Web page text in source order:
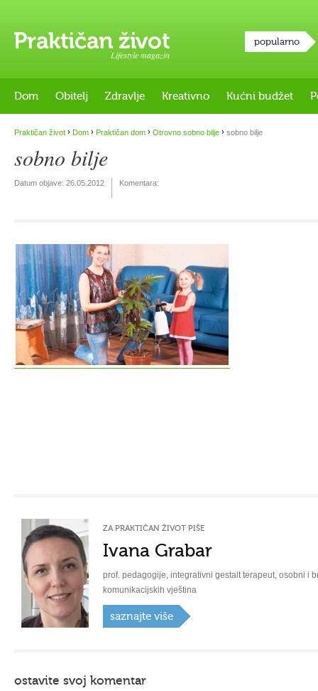
Lifestyle magazin
popularno
Dom Obitelj Zdravlje Kreativno Kućni budžet
Praktičan život › Dom › Praktičan dom › Otrovno sobno bilje › sobno bilje
sobno bilje
Datum objave: 26.05.2012 Komentara:
ZA PRAKTIČAN ŽIVOT PIŠE
Ivana Grabar
prof. pedagogije, integrativni gestalt terapeut, osobni i
komunikacijskih vještina
saznajte više
ostavite svoj komentar